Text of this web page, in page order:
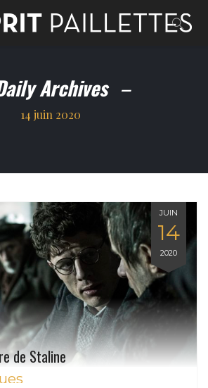
Archives
14 juin 2020
JUIN
14
2020
de Staline